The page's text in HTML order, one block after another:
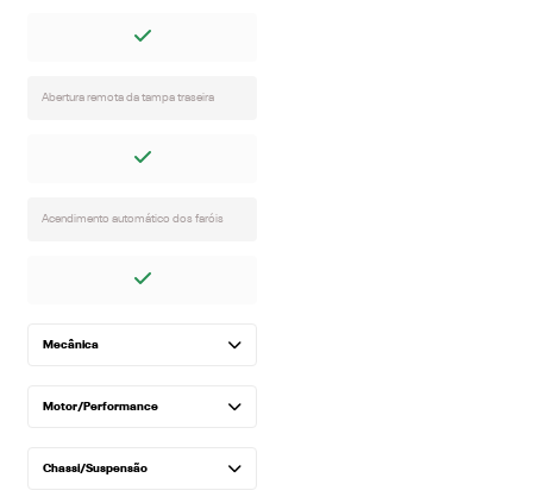
Abertura remota da tampa traseira
Acendimento automático dos faróis
Mecânica
Motor/Performance
Chassi/Suspensão